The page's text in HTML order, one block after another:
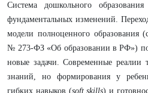
Система дошкольного
фундаментальных изменений.
модели полноценного образования
№ 273-ФЗ «Об образовании в РФ»)
новые задачи. Современные реалии
знаний, но формирования у
гибких навыков (soft skills) и